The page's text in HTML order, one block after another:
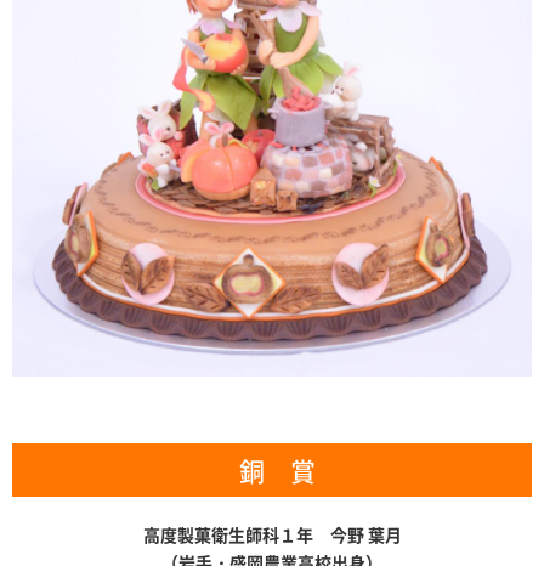
銅 賞
高度製菓衛生師科１年 今野 葉月